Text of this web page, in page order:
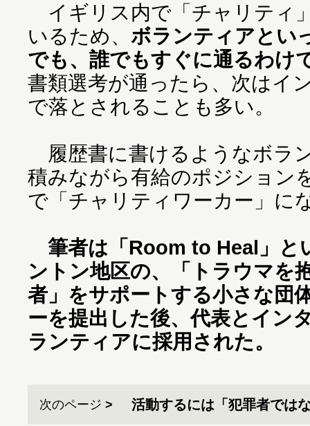
イギリス内で「チャリティ
いるため、 ボランティアとい
でも、誰でもすぐに通るわけ
書類選考が通ったら、次はイ
で落とされることも多い。
履歴書に書けるようなボラ
積みながら有給のポジション
で「チャリティワーカー」に
筆者は「Room to Heal」と
ントン地区の、「トラウマを
者」をサポートする小さな団
ーを提出した後、代表とイン
ランティアに採用された。
次のページ 活動するには「犯罪者では